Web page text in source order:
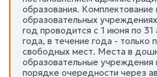
образования.
образовательных
год проводится с 1 июня по 31
года, в течение года - только
свободных мест. Места в
образовательные учреждения
порядке очередности через